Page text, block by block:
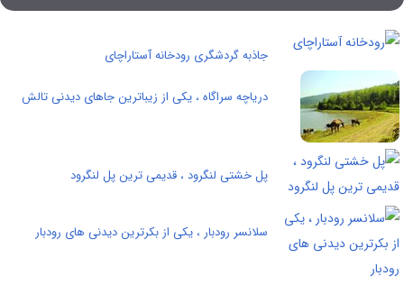
جاذبه گردشگری رودخانه آستاراچای
دریاچه سراگاه ، یکی از زیباترین جاهای دیدنی تالش
پل خشتی لنگرود ، قدیمی ترین پل لنگرود
سلانسر رودبار ، یکی از بکرترین دیدنی های رودبار